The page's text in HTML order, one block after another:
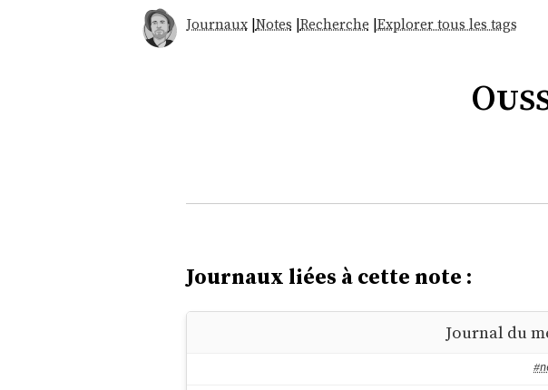
Journaux|Notes |Recherche |Explorer tous les tags
Journaux liées à cette note :
Journal du